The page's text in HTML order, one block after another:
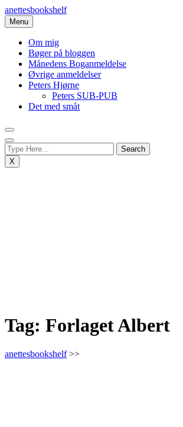
Skip
to
content
anettesbookshelf
Menu
Om mig
Bøger på bloggen
Månedens Boganmeldelse
Øvrige anmeldelser
Peters Hjørne
Peters SUB-PUB
Det med småt
X
Tag: Forlaget Albert
anettesbookshelf>>